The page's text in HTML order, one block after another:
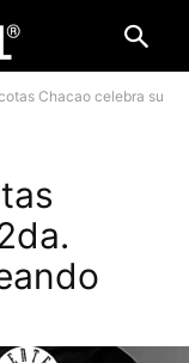
Chacao celebra su